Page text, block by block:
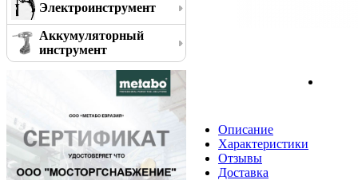
Электроинструмент
Аккумуляторный
инструмент
Описание
Характеристики
Отзывы
Доставка